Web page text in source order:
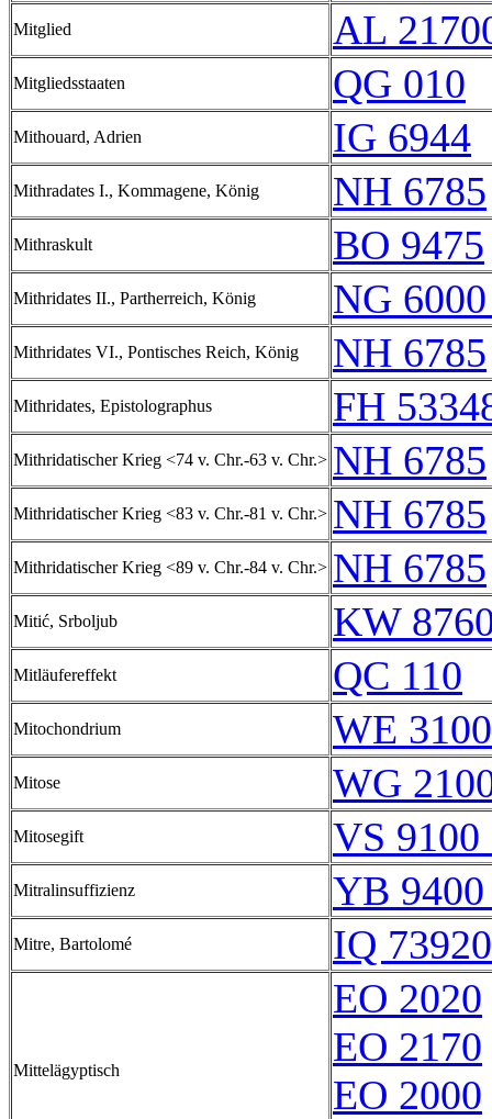
Mitglied AL
Mitgliedsstaaten QG 010
Mithouard, Adrien IG 6944
Mithradates I., Kommagene, König NH 6785
Mithraskult BO 9475
Mithridates II., Partherreich, König NG
Mithridates VI., Pontisches Reich, König NH 6785
Mithridates, Epistolographus FH
Mithridatischer Krieg <74 v. Chr.-63 v. Chr.> NH 6785
Mithridatischer Krieg <83 v. Chr.-81 v. Chr.> NH 6785
Mithridatischer Krieg <89 v. Chr.-84 v. Chr.> NH 6785
Mitić, Srboljub KW
Mitläufereffekt QC 110
Mitochondrium WE 3100
Mitose WG
Mitosegift VS
Mitralinsuffizienz YB
Mitre, Bartolomé IQ
Mittelägyptisch
EO 2020
EO 2170
EO 2000